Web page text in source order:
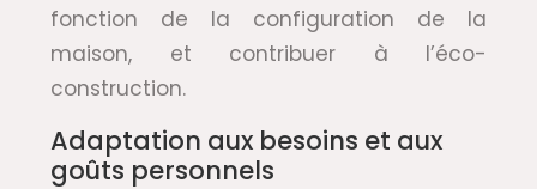
fonction de la configuration de la
maison, et contribuer à l’éco-
construction.
Adaptation aux besoins et aux
goûts personnels